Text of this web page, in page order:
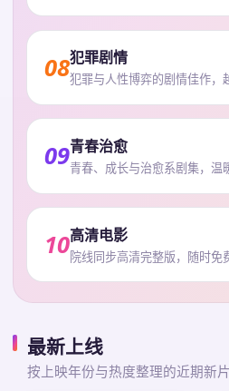
08犯罪剧情
犯罪与人性博弈的剧情佳作，
09青春治愈
青春、成长与治愈系剧集，温
10高清电影
院线同步高清完整版，随时免
最新上线
按上映年份与热度整理的近期新片